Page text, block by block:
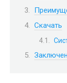
Скачать